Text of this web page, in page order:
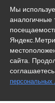
Мы
аналогичные
сайта.
персональных